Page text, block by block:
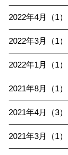
2022年4月（1）
2022年3月（1）
2022年1月（1）
2021年8月（1）
2021年4月（3）
2021年3月（1）